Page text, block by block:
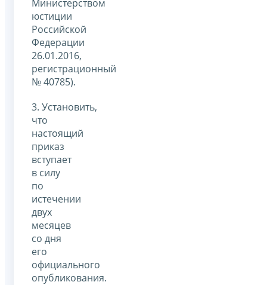
Министерством
юстиции
Российской
Федерации
26.01.2016,
регистрационный
№ 40785).
3. Установить,
что
настоящий
приказ
вступает
в силу
по
истечении
двух
месяцев
со дня
его
официального
опубликования.